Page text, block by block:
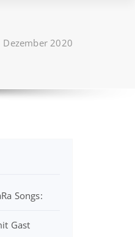
Dezember 2020
Songs:
Gast